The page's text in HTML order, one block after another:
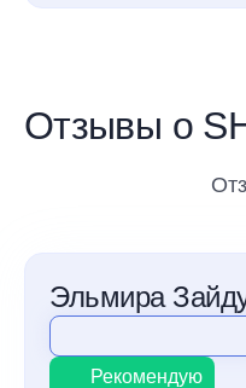
Отзывы о
Эльмира
Рекомендую